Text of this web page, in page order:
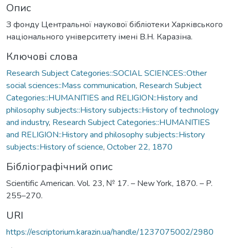
Опис
З фонду Центральної наукової бібліотеки Харківського
національного університету імені В.Н. Каразіна.
Ключові слова
Research Subject Categories::SOCIAL SCIENCES::Other
social sciences::Mass communication, Research Subject
Categories::HUMANITIES and RELIGION::History and
philosophy subjects::History subjects::History of technology
and industry, Research Subject Categories::HUMANITIES
and RELIGION::History and philosophy subjects::History
subjects::History of science, October 22, 1870
Бібліографічний опис
Scientific American. Vol. 23, № 17. – New York, 1870. – P.
255–270.
URI
https://escriptorium.karazin.ua/handle/1237075002/2980